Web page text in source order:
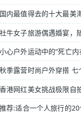
这么多的相同，撒落在
，历时20年，耗资......
国内最值得去的十大最美
社牛女子旅游偶遇婚宴，
小心户外运动中的“死亡内
秋季露营时尚户外穿搭 七
香港网红美女挑战极限自
推荐:适合一个人旅行的